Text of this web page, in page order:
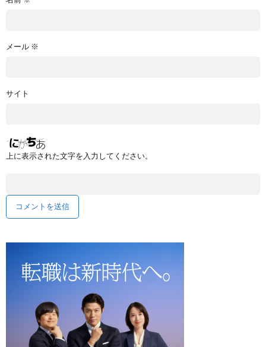
メール ※
サイト
上に表示された文字を入力してください。